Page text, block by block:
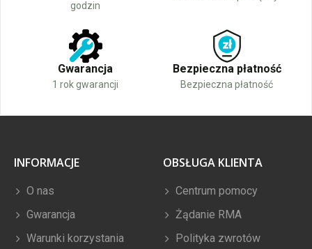
godzin
Gwarancja
1 rok gwarancji
Bezpieczna płatność
Bezpieczna płatność
INFORMACJE
O nas
Gwarancja
Warunki korzystania
OBSŁUGA KLIENTA
Centrum pomocy
Żądanie RMA
Polityka zwrotów